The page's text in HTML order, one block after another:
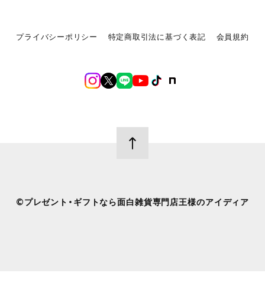
プライバシーポリシー 特定商取引法に基づく表記 会員規約
©︎プレゼント・ギフトなら面白雑貨専門店王様のアイディア